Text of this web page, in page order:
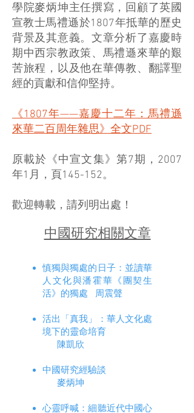
學院麥炳坤主任撰寫，回顧了英國
宣教士馬禮遜於1807年抵華的歷史
背景及其意義。文章分析了嘉慶時
期中西宗教政策、馬禮遜來華的艱
苦旅程，以及他在華傳教、翻譯聖
經的貢獻和信仰堅持。
《1807年——嘉慶十二年：馬禮遜
來華二百周年雜思》全文PDF
原載於《中宣文集》第7期，2007
年1月，頁145-152。
歡迎轉載，請列明出處！
中國研究相關文章
慎獨與獨處的日子：並讀華
人文化與潘霍華《團契生
活》的獨處 周震聲
活出「真我」：華人文化處
境下的靈命培育
陳凱欣
中國研究經驗談
麥炳坤
心靈呼喊：細聽近代中國心